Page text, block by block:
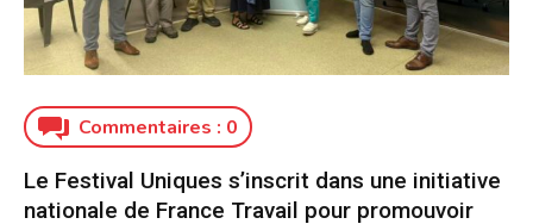
Commentaires : 0
Le Festival Uniques s’inscrit dans une initiative
nationale de France Travail pour promouvoir